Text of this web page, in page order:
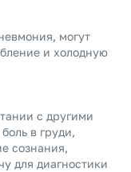
могут
и холодную
с другими
в груди,
сознания,
для диагностики